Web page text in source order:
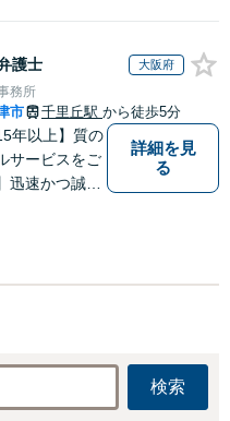
護士 大阪府
務所
市 千里丘駅 から徒歩5分
年以上】質の
サービスをご
迅速かつ誠実
詳細を見
る
検索